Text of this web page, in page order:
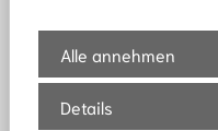
mehr erfahren
Alle annehmen
Details